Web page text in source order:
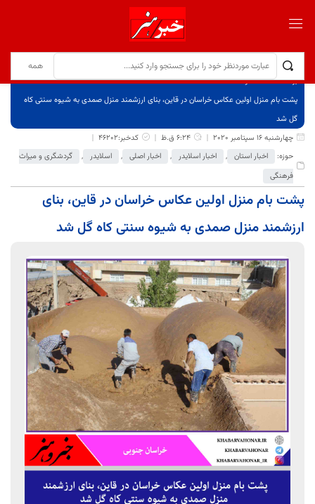
برگ نخست
نوشته‌ها
پشت بام منزل اولین عکاس خراسان در قاین، بنای ارزشمند منزل صمدی به شیوه سنتی کاه
گل شد
چهارشنبه 16 سپتامبر 2020
6:24 ق.ظ
کدخبر:46202
حوزه:
اخبار استان , اخبار اسلایدر , اخبار اصلی , اسلایدر ,
گردشگری و میراث
فرهنگی
پشت بام منزل اولین عکاس خراسان در قاین، بنای
ارزشمند منزل صمدی به شیوه سنتی کاه گل شد